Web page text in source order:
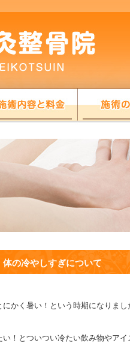
の冷やしすぎについて
かく暑い！という時期になりま
！とついつい冷たい飲み物やア